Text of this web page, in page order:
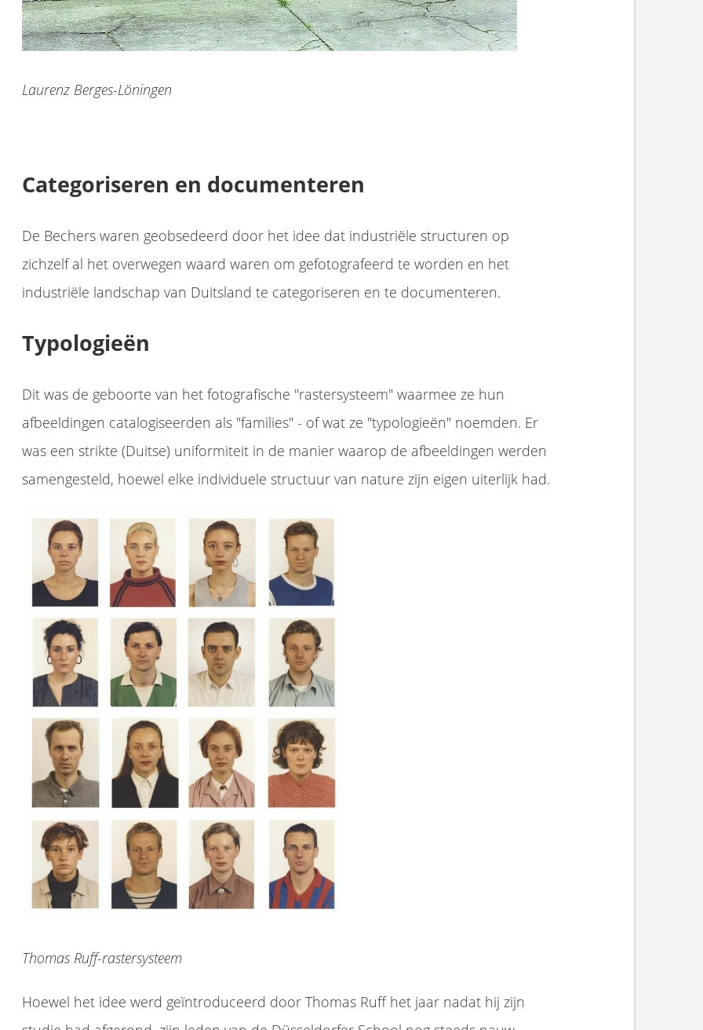
Laurenz Berges-Löningen
Categoriseren en documenteren
De Bechers waren geobsedeerd door het idee dat industriële structuren op
zichzelf al het overwegen waard waren om gefotografeerd te worden en het
industriële landschap van Duitsland te categoriseren en te documenteren.
Typologieën
Dit was de geboorte van het fotografische "rastersysteem" waarmee ze hun
afbeeldingen catalogiseerden als "families" - of wat ze "typologieën" noemden. Er
was een strikte (Duitse) uniformiteit in de manier waarop de afbeeldingen werden
samengesteld, hoewel elke individuele structuur van nature zijn eigen uiterlijk had.
Thomas Ruff-rastersysteem
Hoewel het idee werd geïntroduceerd door Thomas Ruff het jaar nadat hij zijn